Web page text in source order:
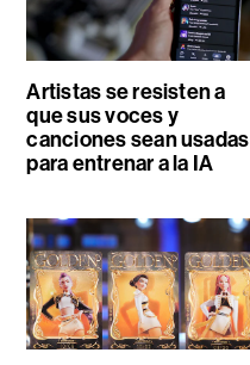
Artistas se resisten a
que sus voces y
canciones sean usadas
para entrenar a la IA